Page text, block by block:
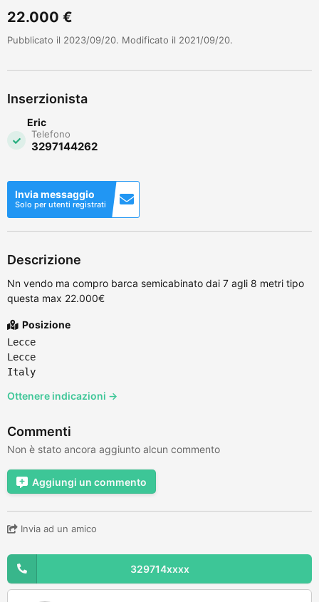
22.000 €
Pubblicato il 2023/09/20. Modificato il 2021/09/20.
Inserzionista
Eric
Telefono
3297144262
Invia messaggio
Solo per utenti registrati
Descrizione
Nn vendo ma compro barca semicabinato dai 7 agli 8 metri tipo
questa max 22.000€
Posizione
Lecce
Lecce
Italy
Ottenere indicazioni →
Commenti
Non è stato ancora aggiunto alcun commento
Aggiungi un commento
Invia ad un amico
329714xxxx